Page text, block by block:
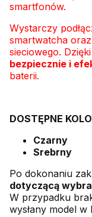
smartfonów.
Wystarczy
smartwatcha
sieciowego.
bezpiecznie i
baterii.
DOSTĘPNE
Czarny
Srebrny
Po dokonaniu
dotyczącą
W przypadku
wysłany model w